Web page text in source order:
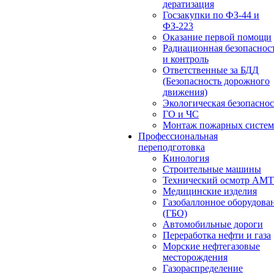
дератизация
Госзакупки по ФЗ-44 и
ФЗ-223
Оказание первой помощи
Радиационная
и контроль
Ответственные за БДД
(Безопасность дорожного
движения)
Экологическая
ГО и ЧС
Монтаж пожарных систем
Профессиональная
переподготовка
Кинология
Строительные машины
Технический осмотр
Медицинские изделия
Газобаллонное
(ГБО)
Автомобильные дороги
Переработка нефти и газа
Морские нефтегазовые
месторождения
Газораспределение